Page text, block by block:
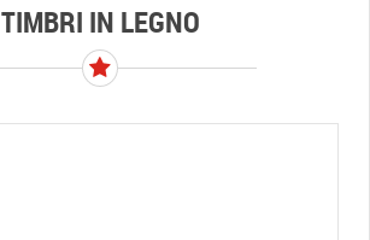
TIMBRI IN LEGNO